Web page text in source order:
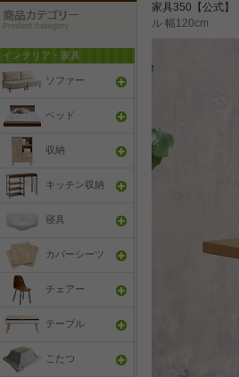
インテリア・家具
ソファー
ベッド
収納
キッチン収納
寝具
カバーシーツ
チェアー
テーブル
こたつ
家具350【公式】
ル 幅120cm